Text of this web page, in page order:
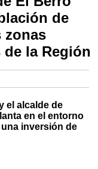
de
zonas
de la Región
el alcalde de
en el entorno
inversión de